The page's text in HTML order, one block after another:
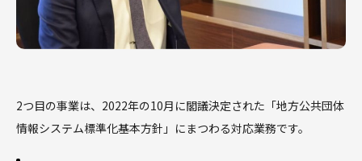
2つ目の事業は、2022年の10月に閣議決定された「地方公共団体
情報システム標準化基本方針」にまつわる対応業務です。